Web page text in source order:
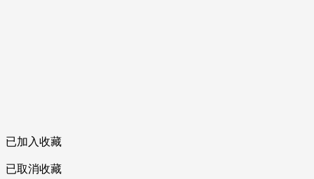
已加入收藏
已取消收藏